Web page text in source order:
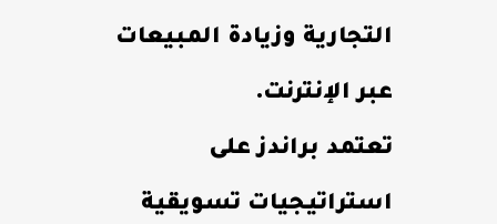
التجارية وزيادة المبيعات
عبر الإنترنت.
تعتمد براندز على
استراتيجيات تسويقية